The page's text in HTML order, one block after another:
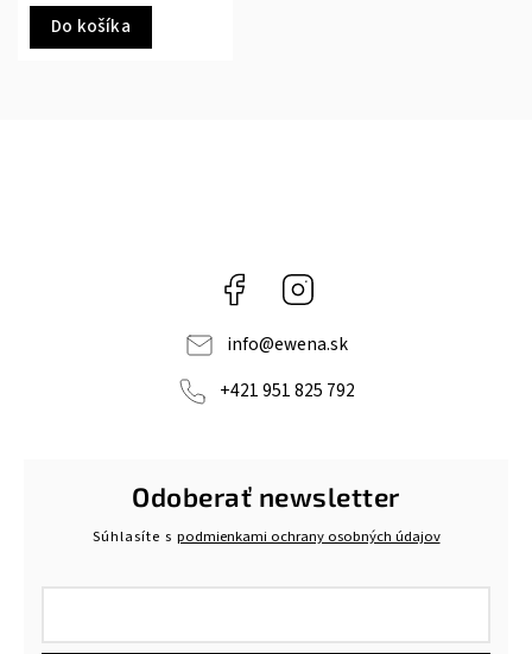
Do košíka
Facebook
info@ewena.sk
+421 951 825 792
Odoberať newsletter
Súhlasíte s podmienkami ochrany osobných údajov